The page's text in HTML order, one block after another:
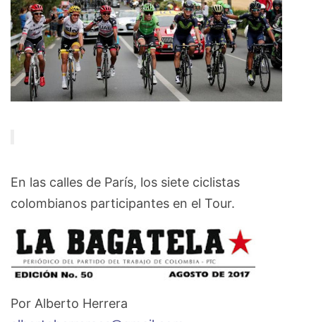
En las calles de París, los siete ciclistas
colombianos participantes en el Tour.
Por Alberto Herrera